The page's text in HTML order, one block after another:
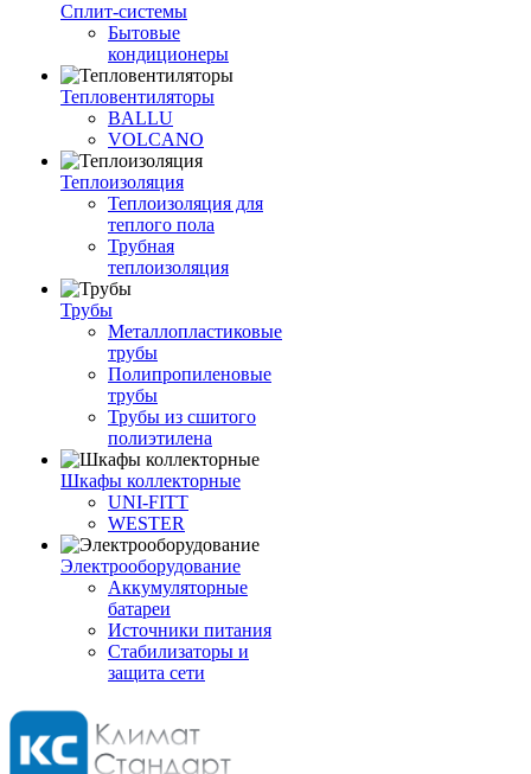
Сплит-системы
Бытовые
кондиционеры
Тепловентиляторы
BALLU
VOLCANO
Теплоизоляция
Теплоизоляция для
теплого пола
Трубная
теплоизоляция
Трубы
Металлопластиковые
трубы
Полипропиленовые
трубы
Трубы из сшитого
полиэтилена
Шкафы коллекторные
UNI-FITT
WESTER
Электрооборудование
Аккумуляторные
батареи
Источники питания
Стабилизаторы и
защита сети